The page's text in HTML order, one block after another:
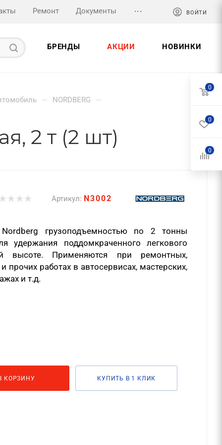
Ремонт Документы ... ВОЙТИ
БРЕНДЫ АКЦИИ НОВИНКИ
— NORDBERG —
2 т (2 шт)
Артикул: N3002
Nordberg грузоподъемностью по 2 тонны
удержания поддомкраченного легкового
высоте. Применяются при ремонтных,
прочих работах в автосервисах, мастерских,
и т.д.
КОРЗИНУ КУПИТЬ В 1 КЛИК
0
0
0